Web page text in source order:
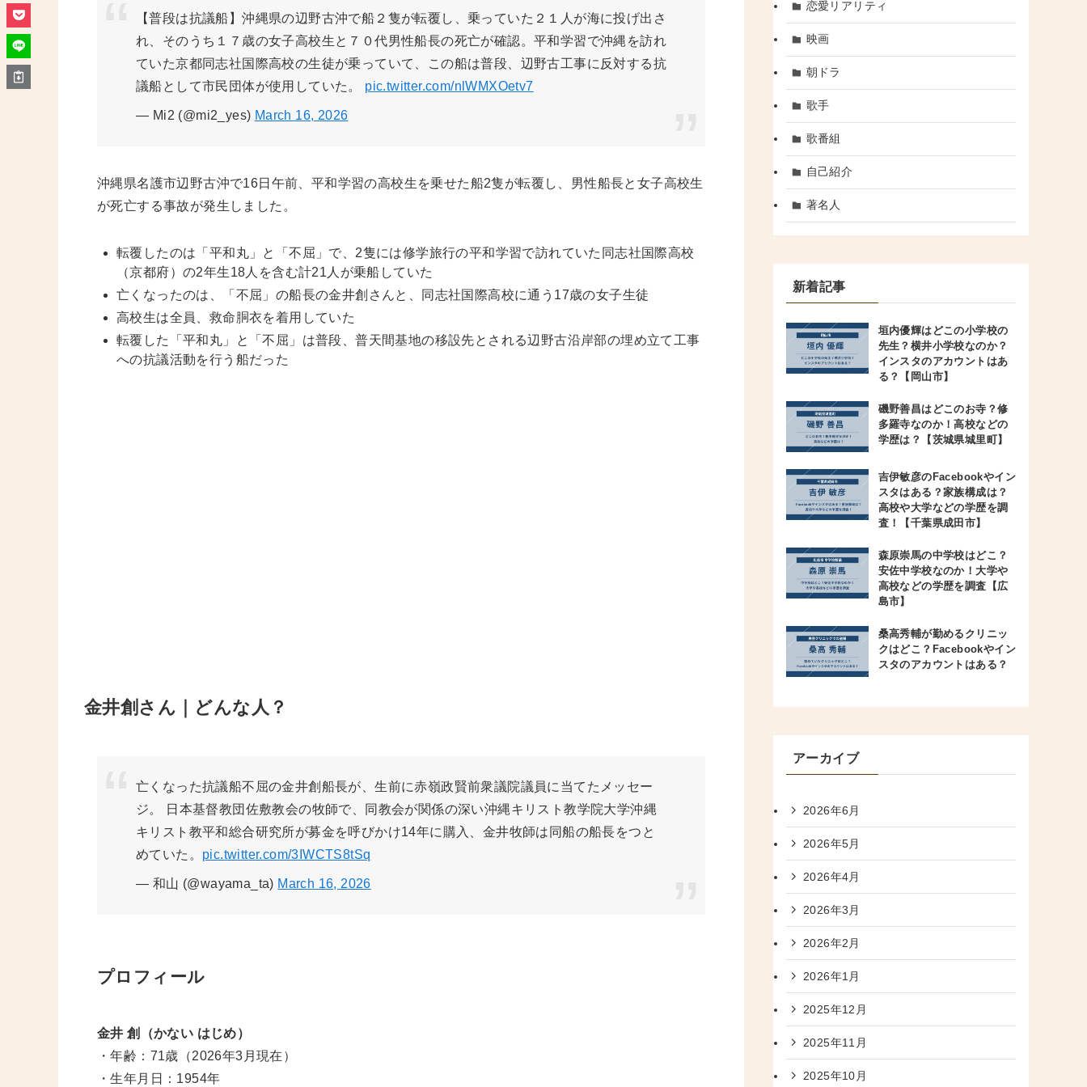
【普段は抗議船】沖縄県の辺野古沖で船２隻が転覆し、乗っていた２１人が海に投げ出さ
れ、そのうち１７歳の女子高校生と７０代男性船長の死亡が確認。平和学習で沖縄を訪れ
ていた京都同志社国際高校の生徒が乗っていて、この船は普段、辺野古工事に反対する抗
議船として市民団体が使用していた。 pic.twitter.com/nlWMXOetv7
— Mi2 (@mi2_yes) March 16, 2026
沖縄県名護市辺野古沖で16日午前、平和学習の高校生を乗せた船2隻が転覆し、男性船長と女子高校生
が死亡する事故が発生しました。
転覆したのは「平和丸」と「不屈」で、2隻には修学旅行の平和学習で訪れていた同志社国際高校
（京都府）の2年生18人を含む計21人が乗船していた
亡くなったのは、「不屈」の船長の金井創さんと、同志社国際高校に通う17歳の女子生徒
高校生は全員、救命胴衣を着用していた
転覆した「平和丸」と「不屈」は普段、普天間基地の移設先とされる辺野古沿岸部の埋め立て工事
への抗議活動を行う船だった
金井創さん｜どんな人？
亡くなった抗議船不屈の金井創船長が、生前に赤嶺政賢前衆議院議員に当てたメッセー
ジ。 日本基督教団佐敷教会の牧師で、同教会が関係の深い沖縄キリスト教学院大学沖縄
キリスト教平和総合研究所が募金を呼びかけ14年に購入、金井牧師は同船の船長をつと
めていた。 pic.twitter.com/3IWCTS8tSq
— 和山 (@wayama_ta) March 16, 2026
プロフィール
金井 創（かない はじめ）
・年齢：71歳（2026年3月現在）
・生年月日：1954年
恋愛リアリティ
映画
朝ドラ
歌手
歌番組
自己紹介
著名人
新着記事
垣内優輝はどこの小学校の
先生？横井小学校なのか？
インスタのアカウントはあ
る？【岡山市】
磯野善昌はどこのお寺？修
多羅寺なのか！高校などの
学歴は？【茨城県城里町】
吉伊敏彦のFacebookやイン
スタはある？家族構成は？
高校や大学などの学歴を調
査！【千葉県成田市】
森原崇馬の中学校はどこ？
安佐中学校なのか！大学や
高校などの学歴を調査【広
島市】
桑高秀輔が勤めるクリニッ
クはどこ？Facebookやイン
スタのアカウントはある？
アーカイブ
2026年6月
2026年5月
2026年4月
2026年3月
2026年2月
2026年1月
2025年12月
2025年11月
2025年10月